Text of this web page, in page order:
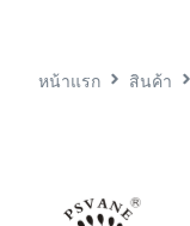
หน้าแรก สินค้า